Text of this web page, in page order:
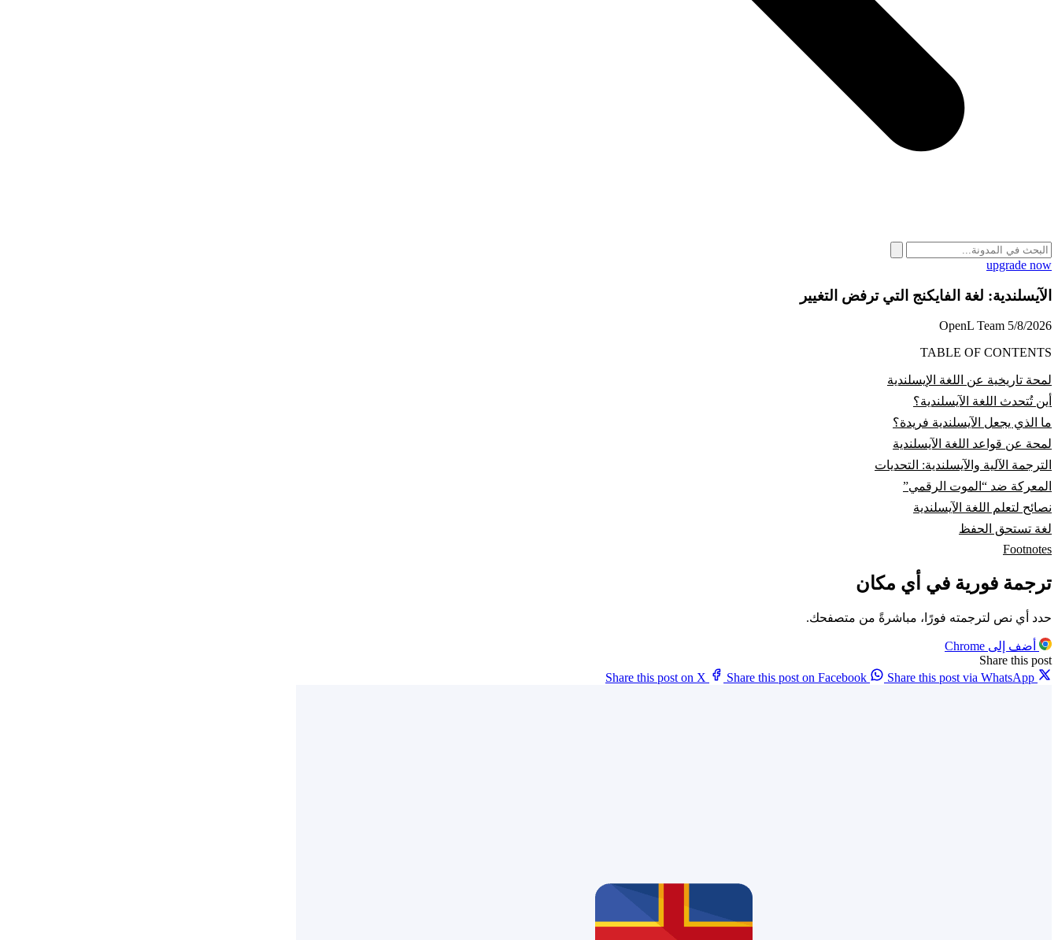
upgrade now
الآيسلندية: لغة الفايكنج التي ترفض التغيير
OpenL Team 5/8/2026
TABLE OF CONTENTS
لمحة تاريخية عن اللغة الإيسلندية
أين تُتحدث اللغة الآيسلندية؟
ما الذي يجعل الآيسلندية فريدة؟
لمحة عن قواعد اللغة الآيسلندية
الترجمة الآلية والآيسلندية: التحديات
المعركة ضد “الموت الرقمي”
نصائح لتعلم اللغة الآيسلندية
لغة تستحق الحفظ
Footnotes
ترجمة فورية في أي مكان
حدد أي نص لترجمته فورًا، مباشرةً من متصفحك.
أضف إلى Chrome
Share this post
Share this post on X
Share this post on Facebook Share this post via WhatsApp